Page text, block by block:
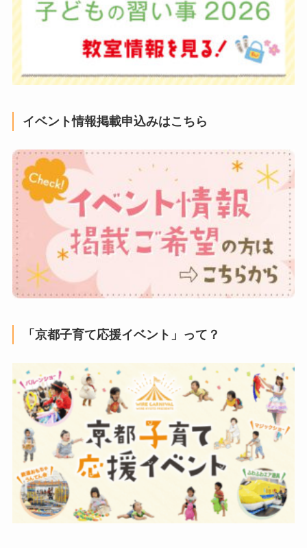
イベント情報掲載申込みはこちら
「京都子育て応援イベント」って？